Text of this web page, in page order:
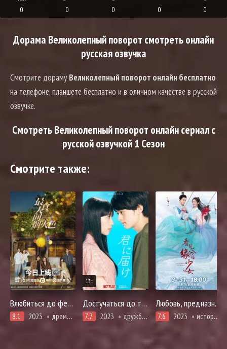
0 0 0 0 0
Дорама Великолепный поворот смотреть онлайн
русская озвучка
Смотрите дорамуВеликолепный поворот онлайн бесплатно
на телефоне, планшете бесплатно и в оличном качестве в русской
озвучке.
Смотреть Великолепный поворот онлайн сериал с
русской озвучкой 1 Сезон
Смотрите также:
Влюбиться до фейерверков
8.1 2023 драма, романтика
13+
Достучаться до тебя
7.7 2023 дружба, драма, комедия, мелодрама, про молодость и любовь, повседневность, романтика, про школу и школьников
Любовь, предназначенная судьбой
7.6 2023 история, про молодость и любовь, романтика, фэнтези, про школу и школьников